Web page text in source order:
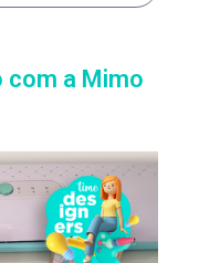
com a Mimo